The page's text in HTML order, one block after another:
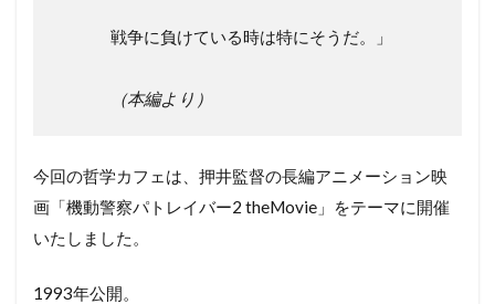
戦争に負けている時は特にそうだ。」
（本編より）
今回の哲学カフェは、押井監督の長編アニメーション映
画「機動警察パトレイバー2 theMovie」をテーマに開催
いたしました。
1993年公開。